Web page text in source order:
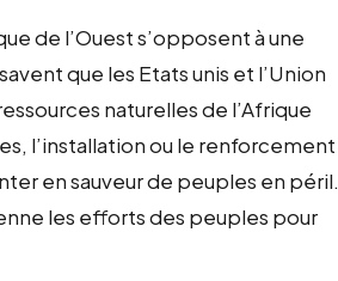
de l’Ouest s’opposent à une
que les Etats unis et l’Union
naturelles de l’Afrique
l’installation ou le renforcement
en sauveur de peuples en péril.
les efforts des peuples pour